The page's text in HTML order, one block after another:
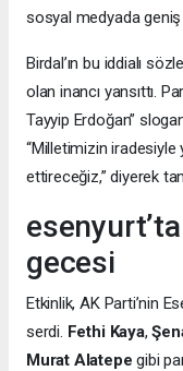
sosyal medyada geniş
Birdal’ın bu iddialı
olan inancı yansıttı.
Tayyip Erdoğan”
“Milletimizin iradesiyle
ettireceğiz,” diyerek
gecesi
Etkinlik, AK Parti’nin
serdi. Fethi Kaya,
Murat Alatepe gibi